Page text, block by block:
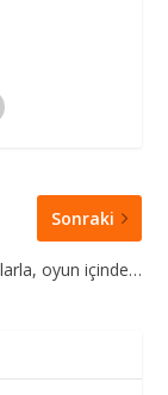
Sonraki
oyun içinde…